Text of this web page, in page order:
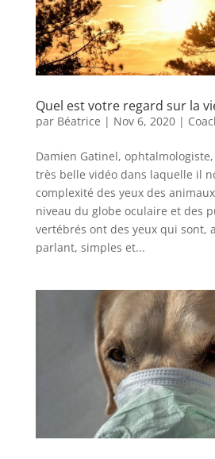
Quel est votre regard sur la
par Béatrice | Nov 6, 2020|
Damien Gatinel,
très belle vidéo dans laquelle il
complexité des yeux des
niveau du globe oculaire et des
vertébrés ont des yeux qui sont,
parlant, simples et...